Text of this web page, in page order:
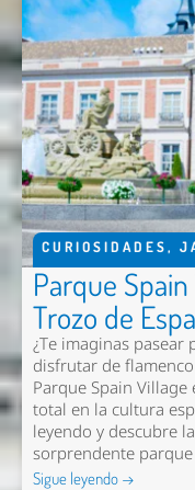
CURIOSIDADES,
Parque
Trozo de
¿Te imaginas pasear
disfrutar de
Parque Spain
total en la cultura
leyendo y descubre
sorprendente
Sigue leyendo →
Nombre *
Email *
Comentario *